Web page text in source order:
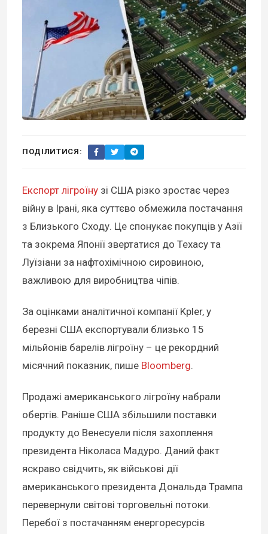
ПОДІЛИТИСЯ:
Експорт лігроїну зі США різко зростає через
війну в Ірані, яка суттєво обмежила постачання
з Близького Сходу. Це спонукає покупців у Азії
та зокрема Японії звертатися до Техасу та
Луїзіани за нафтохімічною сировиною,
важливою для виробництва чіпів.
За оцінками аналітичної компанії Kpler, у
березні США експортували близько 15
мільйонів барелів лігроїну – це рекордний
місячний показник, пише Bloomberg.
Продажі американського лігроїну набрали
обертів. Раніше США збільшили поставки
продукту до Венесуели після захоплення
президента Ніколаса Мадуро. Даний факт
яскраво свідчить, як військові дії
американського президента Дональда Трампа
перевернули світові торговельні потоки.
Перебої з постачанням енергоресурсів